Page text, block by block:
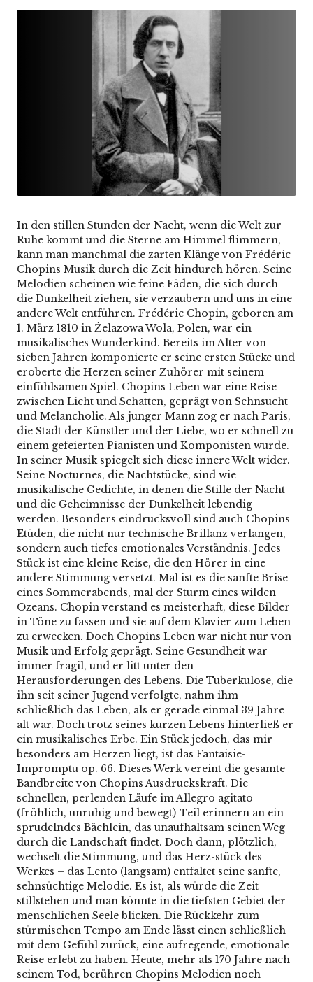
In den stillen Stunden der Nacht, wenn die Welt zur
Ruhe kommt und die Sterne am Himmel flimmern,
kann man manchmal die zarten Klänge von Frédéric
Chopins Musik durch die Zeit hindurch hören. Seine
Melodien scheinen wie feine Fäden, die sich durch
die Dunkelheit ziehen, sie verzaubern und uns in eine
andere Welt entführen. Frédéric Chopin, geboren am
1. März 1810 in Żelazowa Wola, Polen, war ein
musikalisches Wunderkind. Bereits im Alter von
sieben Jahren komponierte er seine ersten Stücke und
eroberte die Herzen seiner Zuhörer mit seinem
einfühlsamen Spiel. Chopins Leben war eine Reise
zwischen Licht und Schatten, geprägt von Sehnsucht
und Melancholie. Als junger Mann zog er nach Paris,
die Stadt der Künstler und der Liebe, wo er schnell zu
einem gefeierten Pianisten und Komponisten wurde.
In seiner Musik spiegelt sich diese innere Welt wider.
Seine Nocturnes, die Nachtstücke, sind wie
musikalische Gedichte, in denen die Stille der Nacht
und die Geheimnisse der Dunkelheit lebendig
werden. Besonders eindrucksvoll sind auch Chopins
Etüden, die nicht nur technische Brillanz verlangen,
sondern auch tiefes emotionales Verständnis. Jedes
Stück ist eine kleine Reise, die den Hörer in eine
andere Stimmung versetzt. Mal ist es die sanfte Brise
eines Sommerabends, mal der Sturm eines wilden
Ozeans. Chopin verstand es meisterhaft, diese Bilder
in Töne zu fassen und sie auf dem Klavier zum Leben
zu erwecken. Doch Chopins Leben war nicht nur von
Musik und Erfolg geprägt. Seine Gesundheit war
immer fragil, und er litt unter den
Herausforderungen des Lebens. Die Tuberkulose, die
ihn seit seiner Jugend verfolgte, nahm ihm
schließlich das Leben, als er gerade einmal 39 Jahre
alt war. Doch trotz seines kurzen Lebens hinterließ er
ein musikalisches Erbe. Ein Stück jedoch, das mir
besonders am Herzen liegt, ist das Fantaisie-
Impromptu op. 66. Dieses Werk vereint die gesamte
Bandbreite von Chopins Ausdruckskraft. Die
schnellen, perlenden Läufe im Allegro agitato
(fröhlich, unruhig und bewegt)-Teil erinnern an ein
sprudelndes Bächlein, das unaufhaltsam seinen Weg
durch die Landschaft findet. Doch dann, plötzlich,
wechselt die Stimmung, und das Herz-stück des
Werkes – das Lento (langsam) entfaltet seine sanfte,
sehnsüchtige Melodie. Es ist, als würde die Zeit
stillstehen und man könnte in die tiefsten Gebiet der
menschlichen Seele blicken. Die Rückkehr zum
stürmischen Tempo am Ende lässt einen schließlich
mit dem Gefühl zurück, eine aufregende, emotionale
Reise erlebt zu haben. Heute, mehr als 170 Jahre nach
seinem Tod, berühren Chopins Melodien noch